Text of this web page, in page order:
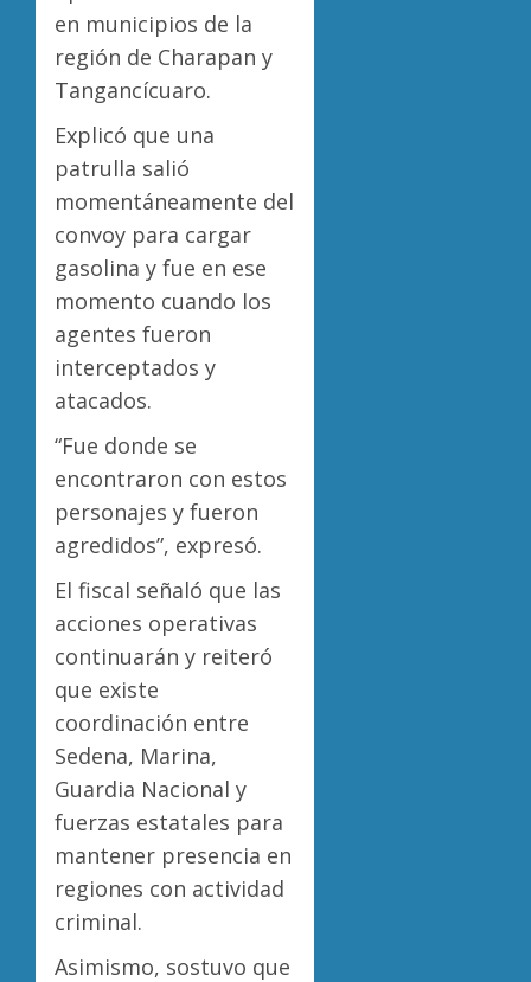
en municipios de la
región de Charapan y
Tangancícuaro.
Explicó que una
patrulla salió
momentáneamente del
convoy para cargar
gasolina y fue en ese
momento cuando los
agentes fueron
interceptados y
atacados.
“Fue donde se
encontraron con estos
personajes y fueron
agredidos”, expresó.
El fiscal señaló que las
acciones operativas
continuarán y reiteró
que existe
coordinación entre
Sedena, Marina,
Guardia Nacional y
fuerzas estatales para
mantener presencia en
regiones con actividad
criminal.
Asimismo, sostuvo que